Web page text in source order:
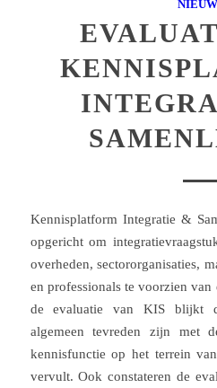
Kennisplatform Integratie &
opgericht om
overheden, sectororganisaties,
en professionals te voorzien
de evaluatie van KIS blijkt
algemeen tevreden zijn met
kennisfunctie op het terrein
vervult. Ook constateren de